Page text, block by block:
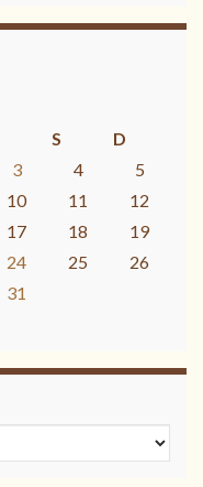
S
D
3 4
5
10 11
12
17 18
19
24 25
26
31